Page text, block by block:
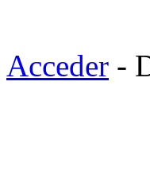
Acceder -